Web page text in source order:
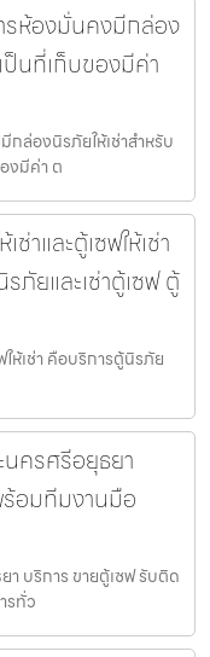
ห้องมั่นคงมีกล่อง
ป็นที่เก็บของมีค่า
ล่องนิรภัยให้เช่าสำหรับ
งมีค่า ต
าและตู้เซฟให้เช่า
ภัยและเช่าตู้เซฟ ตู้
ห้เช่า คือบริการตู้นิรภัย
ครศรีอยุธยา
อมทีมงานมือ
บริการ ขายตู้เซฟ รับติด
รทั่ว